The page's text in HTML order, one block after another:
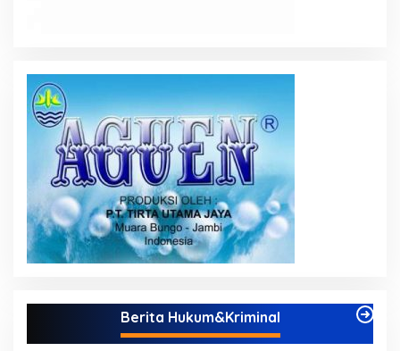
Berita Hukum&Kriminal